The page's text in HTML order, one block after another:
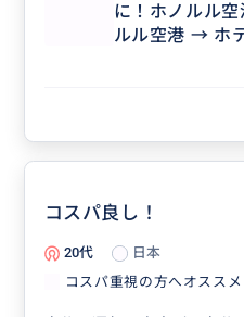
に！ホノルル
ルル空港 → ホ
コスパ良し！
20代 日本
コスパ重視の方へオスス